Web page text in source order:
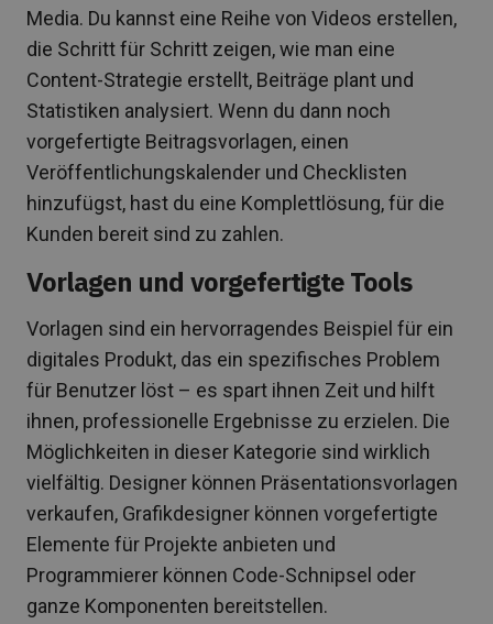
Media. Du kannst eine Reihe von Videos erstellen,
die Schritt für Schritt zeigen, wie man eine
Content-Strategie erstellt, Beiträge plant und
Statistiken analysiert. Wenn du dann noch
vorgefertigte Beitragsvorlagen, einen
Veröffentlichungskalender und Checklisten
hinzufügst, hast du eine Komplettlösung, für die
Kunden bereit sind zu zahlen.
Vorlagen und vorgefertigte Tools
Vorlagen sind ein hervorragendes Beispiel für ein
digitales Produkt, das ein spezifisches Problem
für Benutzer löst – es spart ihnen Zeit und hilft
ihnen, professionelle Ergebnisse zu erzielen. Die
Möglichkeiten in dieser Kategorie sind wirklich
vielfältig. Designer können Präsentationsvorlagen
verkaufen, Grafikdesigner können vorgefertigte
Elemente für Projekte anbieten und
Programmierer können Code-Schnipsel oder
ganze Komponenten bereitstellen.